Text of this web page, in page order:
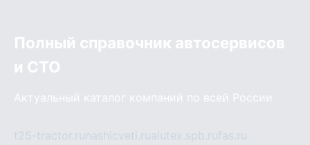
Полный справочник автосервисов
и СТО
Актуальный каталог компаний по всей России
t25-tractor.ru nashicveti.rualutex.spb.rufas.ru